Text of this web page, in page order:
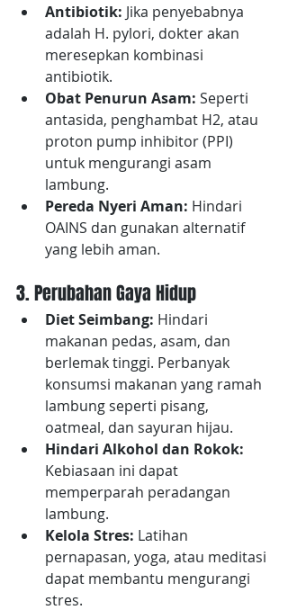
Antibiotik: Jika penyebabnya
adalah H. pylori, dokter akan
meresepkan kombinasi
antibiotik.
Obat Penurun Asam: Seperti
antasida, penghambat H2, atau
proton pump inhibitor (PPI)
untuk mengurangi asam
lambung.
Pereda Nyeri Aman: Hindari
OAINS dan gunakan alternatif
yang lebih aman.
3. Perubahan Gaya Hidup
Diet Seimbang: Hindari
makanan pedas, asam, dan
berlemak tinggi. Perbanyak
konsumsi makanan yang ramah
lambung seperti pisang,
oatmeal, dan sayuran hijau.
Hindari Alkohol dan Rokok:
Kebiasaan ini dapat
memperparah peradangan
lambung.
Kelola Stres: Latihan
pernapasan, yoga, atau meditasi
dapat membantu mengurangi
stres.